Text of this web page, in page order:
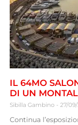
IL 64MO
DI UN
Sibilla Gambino 27/
Continua